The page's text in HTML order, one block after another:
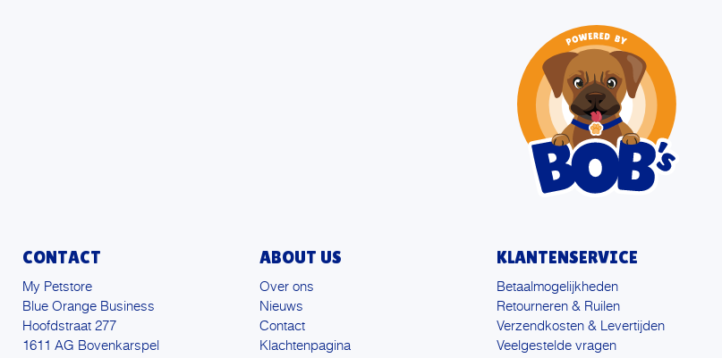
CONTACT
My Petstore
Blue Orange Business
Hoofdstraat 277
1611 AG Bovenkarspel
ABOUT US
Over ons
Nieuws
Contact
Klachtenpagina
KLANTENSERVICE
Betaalmogelijkheden
Retourneren & Ruilen
Verzendkosten & Levertijden
Veelgestelde vragen